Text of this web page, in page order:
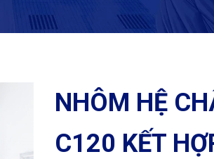
NHÔM HỆ
C120 KẾT